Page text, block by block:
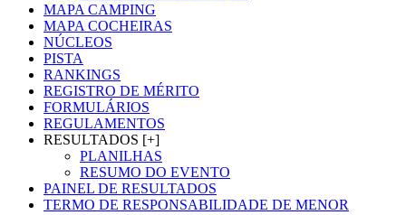
MAPA CAMPING
MAPA COCHEIRAS
NÚCLEOS
PISTA
RANKINGS
REGISTRO DE MÉRITO
FORMULÁRIOS
REGULAMENTOS
RESULTADOS [+]
PLANILHAS
RESUMO DO EVENTO
PAINEL DE RESULTADOS
TERMO DE RESPONSABILIDADE DE MENOR